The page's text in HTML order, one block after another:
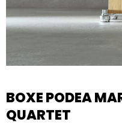
BOXE PODEA
QUARTET